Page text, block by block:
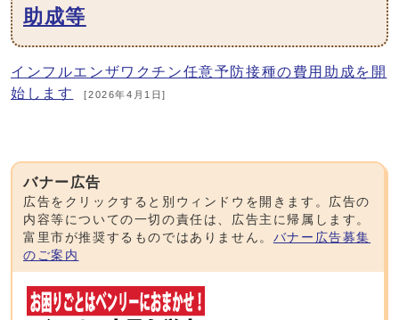
助成等
インフルエンザワクチン任意予防接種の費用助成を開
始します
[2026年4月1日]
バナー広告
広告をクリックすると別ウィンドウを開きます。広告の
内容等についての一切の責任は、広告主に帰属します。
富里市が推奨するものではありません。 バナー広告募集
のご案内